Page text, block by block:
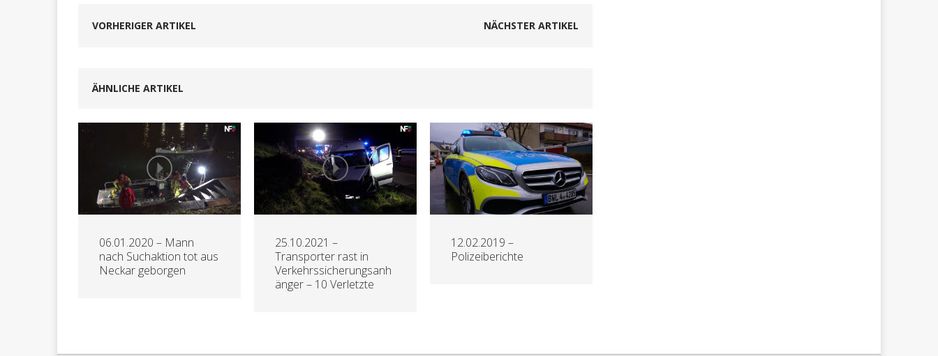
VORHERIGER ARTIKEL NÄCHSTER ARTIKEL
ÄHNLICHE ARTIKEL
06.01.2020 – Mann
nach Suchaktion tot aus
Neckar geborgen
25.10.2021 –
Transporter rast in
Verkehrssicherungsanh
änger – 10 Verletzte
12.02.2019 –
Polizeiberichte